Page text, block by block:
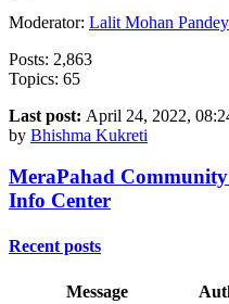
Moderator: Lalit Mohan Pandey
Posts: 2,863
Topics: 65
Last post: April 24, 2022,
by Bhishma Kukreti
MeraPahad
Info Center
Recent posts
Message